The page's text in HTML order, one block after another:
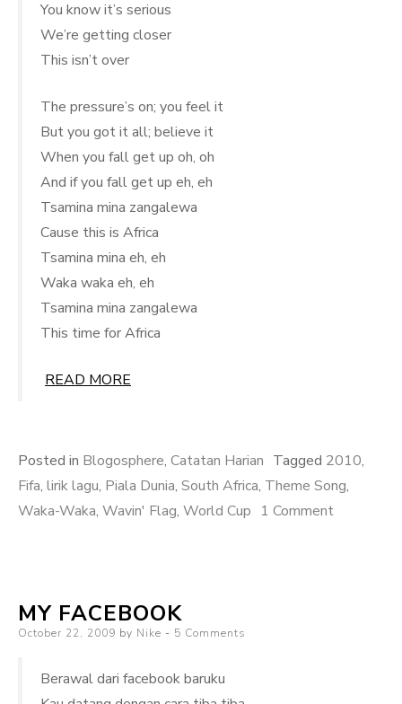
You know it’s serious
We’re getting closer
This isn’t over
The pressure’s on; you feel it
But you got it all; believe it
When you fall get up oh, oh
And if you fall get up eh, eh
Tsamina mina zangalewa
Cause this is Africa
Tsamina mina eh, eh
Waka waka eh, eh
Tsamina mina zangalewa
This time for Africa
READ MORE
Posted in Blogosphere, Catatan Harian Tagged 2010,
Fifa, lirik lagu, Piala Dunia, South Africa, Theme Song,
Waka-Waka, Wavin' Flag, World Cup 1 Commenton
MY FACEBOOK
Posted
October 22, 2009 by Nike 5 Comments
Berawal dari facebook baruku